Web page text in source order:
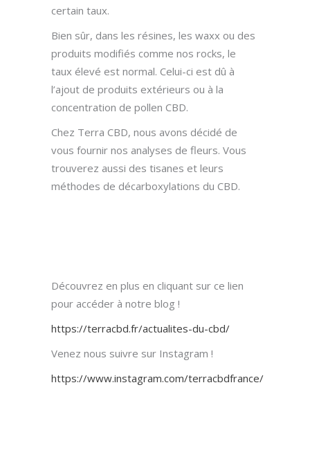
certain taux.
Bien sûr, dans les résines, les waxx ou des
produits modifiés comme nos rocks, le
taux élevé est normal. Celui-ci est dû à
l’ajout de produits extérieurs ou à la
concentration de pollen CBD.
Chez Terra CBD, nous avons décidé de
vous fournir nos analyses de fleurs. Vous
trouverez aussi des tisanes et leurs
méthodes de décarboxylations du CBD.
Découvrez en plus en cliquant sur ce lien
pour accéder à notre blog !
https://terracbd.fr/actualites-du-cbd/
Venez nous suivre sur Instagram !
https://www.instagram.com/terracbdfrance/